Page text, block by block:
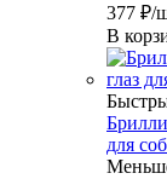
377 ₽/
В
для